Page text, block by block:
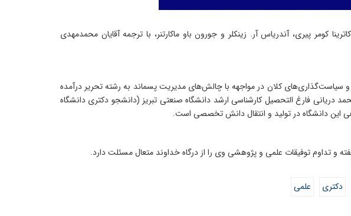
کومر پیری، آندریاس آر. زینکلر و جورون باو ماکارتنر، با ترجمه آقایان محمدمهدی
و سیاست‌گذاری‌های کلان در مواجهه با چالش‌های مدیریت پسماند به رشته تحریر درآمده
فارغ التحصیل کارشناسی ارشد دانشگاه صنعتی تبریز (دانشجو دکتری دانشگاه
این دانشگاه در تولید و انتقال دانش تخصصی است.
تداوم توفیقات علمی و پژوهشی وی را از درگاه خداوند متعال مسئلت دارد.
دکتری علمی